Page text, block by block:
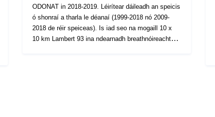
ODONAT in 2018-2019. Léirítear dáileadh an speicis
ó shonraí a tharla le déanaí (1999-2018 nó 2009-
2018 de réir speiceas). Is iad seo na mogaill 10 x
10 km Lambert 93 ina ndearnadh breathnóireacht